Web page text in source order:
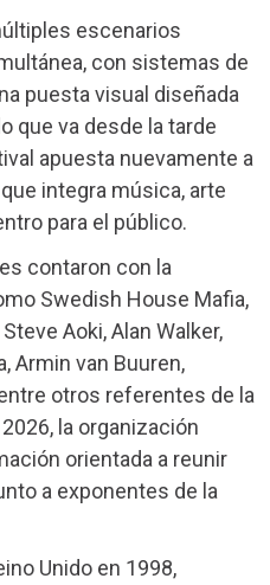
escenarios
con sistemas de
puesta visual diseñada
que va desde la tarde
apuesta nuevamente a
integra música, arte
para el público.
contaron con la
Swedish House Mafia,
Aoki, Alan Walker,
Armin van Buuren,
otros referentes de la
la organización
orientada a reunir
a exponentes de la
Unido en 1998,